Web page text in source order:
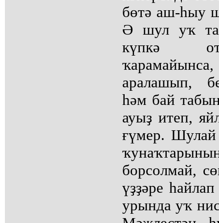
бөтә аш-һыу
Ә шул уҡ
күпкә
аралашып,
һәм бай
ауыҙ итеп,
ғүмер.
борсолмай,
үҙҙәре
урында уҡ